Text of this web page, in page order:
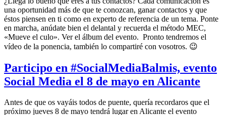
una oportunidad más de que te conozcan, ganar contactos y que
éstos piensen en ti como en experto de referencia de un tema. Ponte
en marcha, anúdate bien el delantal y recuerda el método MEC,
«Mueve el culo». Ver el álbum del evento. Pronto tendremos el
vídeo de la ponencia, también lo compartiré con vosotros. 😉
Participo en #SocialMediaBalmis, evento
Social Media el 8 de mayo en Alicante
Antes de que os vayáis todos de puente, quería recordaros que el
próximo jueves 8 de mayo tendrá lugar en Alicante el evento